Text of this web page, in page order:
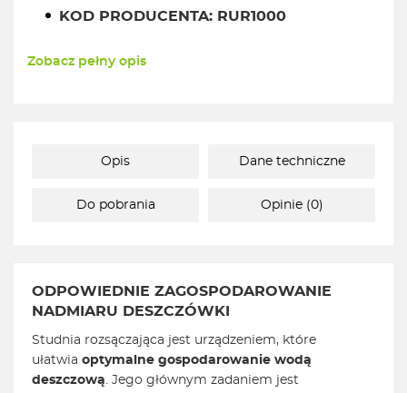
KOD PRODUCENTA: RUR1000
Zobacz pełny opis
Opis Dane techniczne
Do pobrania Opinie (0)
ODPOWIEDNIE ZAGOSPODAROWANIE
NADMIARU DESZCZÓWKI
Studnia rozsączająca jest urządzeniem, które
ułatwia optymalne gospodarowanie wodą
deszczową. Jego głównym zadaniem jest